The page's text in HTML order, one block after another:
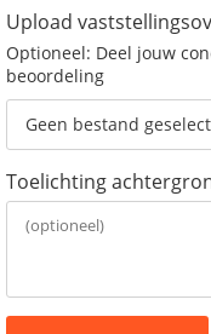
Upload
Optioneel: Deel jouw
beoordeling
Geen bestand
Toelichting